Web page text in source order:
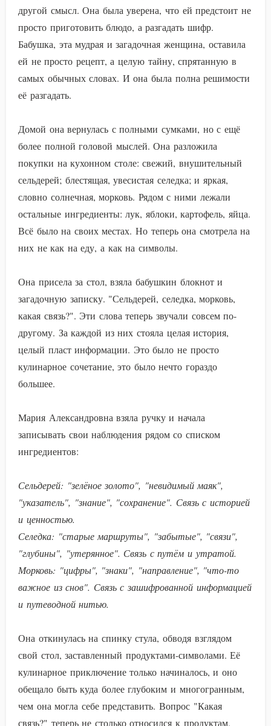
другой смысл. Она была уверена, что ей предстоит не
просто приготовить блюдо, а разгадать шифр.
Бабушка, эта мудрая и загадочная женщина, оставила
ей не просто рецепт, а целую тайну, спрятанную в
самых обычных словах. И она была полна решимости
её разгадать.
Домой она вернулась с полными сумками, но с ещё
более полной головой мыслей. Она разложила
покупки на кухонном столе: свежий, внушительный
сельдерей; блестящая, увесистая селедка; и яркая,
словно солнечная, морковь. Рядом с ними лежали
остальные ингредиенты: лук, яблоки, картофель, яйца.
Всё было на своих местах. Но теперь она смотрела на
них не как на еду, а как на символы.
Она присела за стол, взяла бабушкин блокнот и
загадочную записку. "Сельдерей, селедка, морковь,
какая связь?". Эти слова теперь звучали совсем по-
другому. За каждой из них стояла целая история,
целый пласт информации. Это было не просто
кулинарное сочетание, это было нечто гораздо
большее.
Мария Александровна взяла ручку и начала
записывать свои наблюдения рядом со списком
ингредиентов:
Сельдерей: "зелёное золото", "невидимый маяк",
"указатель", "знание", "сохранение". Связь с историей
и ценностью.
Селедка: "старые маршруты", "забытые", "связи",
"глубины", "утерянное". Связь с путём и утратой.
Морковь: "цифры", "знаки", "направление", "что-то
важное из снов". Связь с зашифрованной информацией
и путеводной нитью.
Она откинулась на спинку стула, обводя взглядом
свой стол, заставленный продуктами-символами. Её
кулинарное приключение только начиналось, и оно
обещало быть куда более глубоким и многогранным,
чем она могла себе представить. Вопрос "Какая
связь?" теперь не столько относился к продуктам,